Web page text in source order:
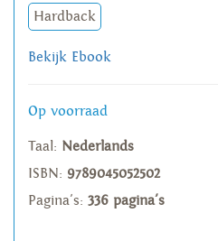
Hardback
Bekijk Ebook
Op voorraad
Taal: Nederlands
ISBN: 9789045052502
Pagina's: 336 pagina's